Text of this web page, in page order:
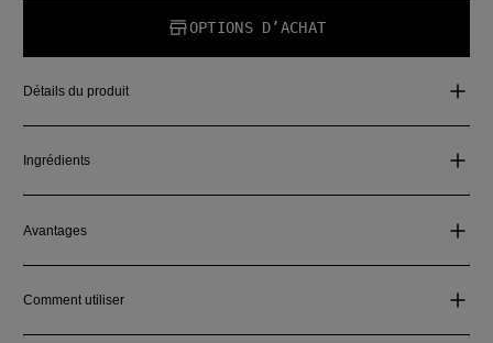
OPTIONS D’ACHAT
Détails du produit
Ingrédients
Avantages
Comment utiliser